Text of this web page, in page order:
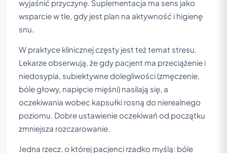
wyjaśnić przyczynę. Suplementacja ma sens jako
wsparcie w tle, gdy jest plan na aktywność i higienę
snu.
W praktyce klinicznej częsty jest też temat stresu.
Lekarze obserwują, że gdy pacjent ma przeciążenie i
niedosypia, subiektywne dolegliwości (zmęczenie,
bóle głowy, napięcie mięśni) nasilają się, a
oczekiwania wobec kapsułki rosną do nierealnego
poziomu. Dobre ustawienie oczekiwań od początku
zmniejsza rozczarowanie.
Jedna rzecz, o której pacjenci rzadko myślą: bóle